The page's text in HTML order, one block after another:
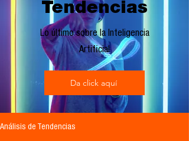
Tendencias
Lo último sobre la Inteligencia
Artificial
Da click aquí
Análisis de Tendencias